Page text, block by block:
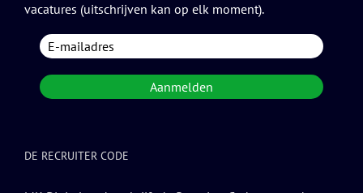
vacatures (uitschrijven kan op elk moment).
DE RECRUITER CODE